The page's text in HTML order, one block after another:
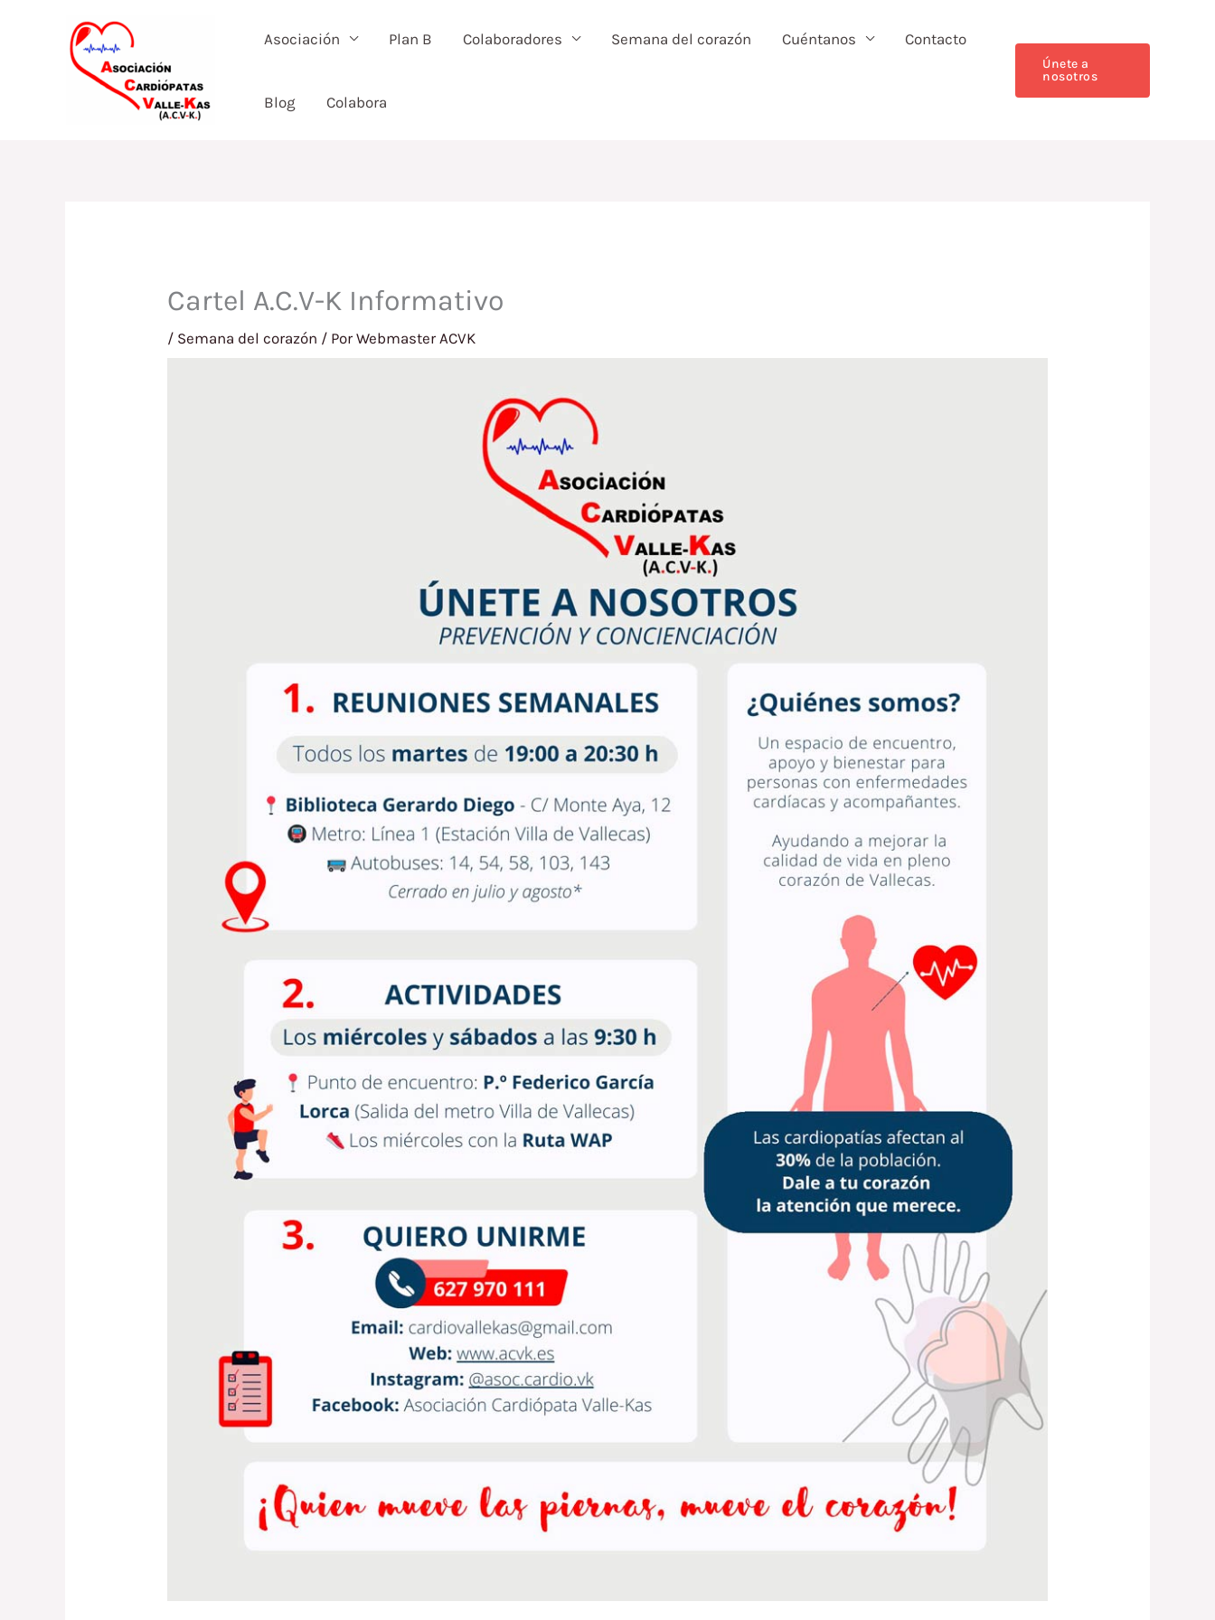
Asociación Plan B Colaboradores Semana del corazón Cuéntanos Contacto
Blog Colabora
Únete a
nosotros
Cartel A.C.V-K Informativo
/ Semana del corazón / PorWebmaster ACVK